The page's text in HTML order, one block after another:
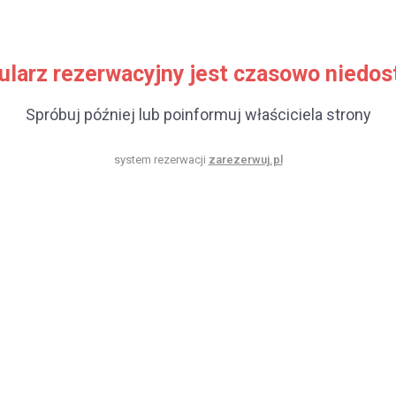
rezerwacyjny jest czasowo
Spróbuj później lub poinformuj właściciela strony
system rezerwacji zarezerwuj.pl